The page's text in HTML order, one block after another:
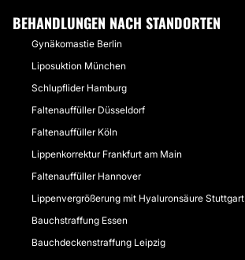
BEHANDLUNGEN NACH STANDORTEN
Gynäkomastie Berlin
Liposuktion München
Schlupflider Hamburg
Faltenauffüller Düsseldorf
Faltenauffüller Köln
Lippenkorrektur Frankfurt am Main
Faltenauffüller Hannover
Lippenvergrößerung mit Hyaluronsäure Stuttgart
Bauchstraffung Essen
Bauchdeckenstraffung Leipzig